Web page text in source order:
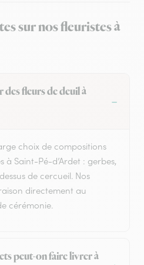
sur nos fleuristes à
fleurs de deuil à
choix de compositions
à Saint-Pé-d’Ardet : gerbes,
de cercueil. Nos
directement au
cérémonie.
peut-on faire livrer à